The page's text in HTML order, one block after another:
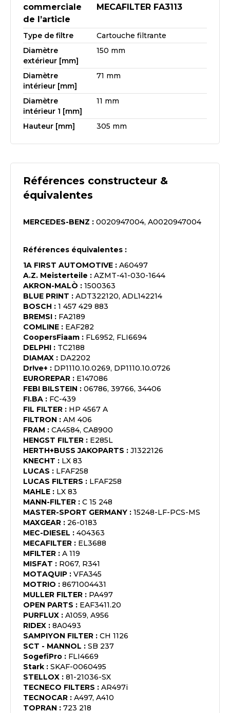
commerciale
de l’article
MECAFILTER FA3113
Type de filtre
Cartouche filtrante
Diamètre
extérieur [mm]
150 mm
Diamètre
intérieur [mm]
71 mm
Diamètre
intérieur 1 [mm]
11 mm
Hauteur [mm] 305 mm
Références constructeur &
équivalentes
MERCEDES-BENZ : 0020947004, A0020947004
Références équivalentes :
1A FIRST AUTOMOTIVE : A60497
A.Z. Meisterteile : AZMT-41-030-1644
AKRON-MALÒ : 1500363
BLUE PRINT : ADT322120, ADL142214
BOSCH : 1 457 429 883
BREMSI : FA2189
COMLINE : EAF282
CoopersFiaam : FL6952, FLI6694
DELPHI : TC2188
DIAMAX : DA2202
Dr!ve+ : DP1110.10.0269, DP1110.10.0726
EUROREPAR : E147086
FEBI BILSTEIN : 06786, 39766, 34406
FI.BA : FC-439
FIL FILTER : HP 4567 A
FILTRON : AM 406
FRAM : CA4584, CA8900
HENGST FILTER : E285L
HERTH+BUSS JAKOPARTS : J1322126
KNECHT : LX 83
LUCAS : LFAF258
LUCAS FILTERS : LFAF258
MAHLE : LX 83
MANN-FILTER : C 15 248
MASTER-SPORT GERMANY : 15248-LF-PCS-MS
MAXGEAR : 26-0183
MEC-DIESEL : 404363
MECAFILTER : EL3688
MFILTER : A 119
MISFAT : R067, R341
MOTAQUIP : VFA345
MOTRIO : 8671004431
MULLER FILTER : PA497
OPEN PARTS : EAF3411.20
PURFLUX : A1059, A956
RIDEX : 8A0493
SAMPIYON FILTER : CH 1126
SCT - MANNOL : SB 237
SogefiPro : FLI4669
Stark : SKAF-0060495
STELLOX : 81-21036-SX
TECNECO FILTERS : AR497i
TECNOCAR : A497, A410
TOPRAN : 723 218